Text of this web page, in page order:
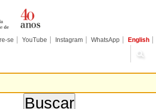
se YouTube Instagram WhatsApp English